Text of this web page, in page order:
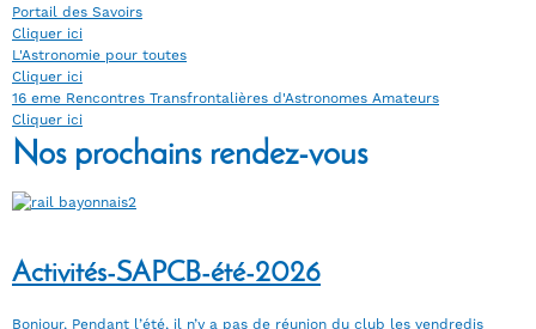
Portail des Savoirs
Cliquer ici
L'Astronomie pour toutes
Cliquer ici
16 eme Rencontres Transfrontalières d'Astronomes Amateurs
Cliquer ici
Nos prochains rendez-vous
Activités-SAPCB-été-2026
Bonjour, Pendant l’été, il n’y a pas de réunion du club les vendredis